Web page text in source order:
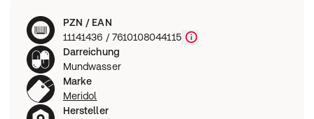
PZN / EAN
11141436 / 7610108044115
Darreichung
Mundwasser
Marke
Meridol
Hersteller